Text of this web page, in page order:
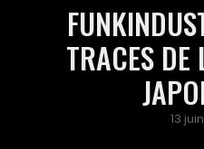
TRACES
13